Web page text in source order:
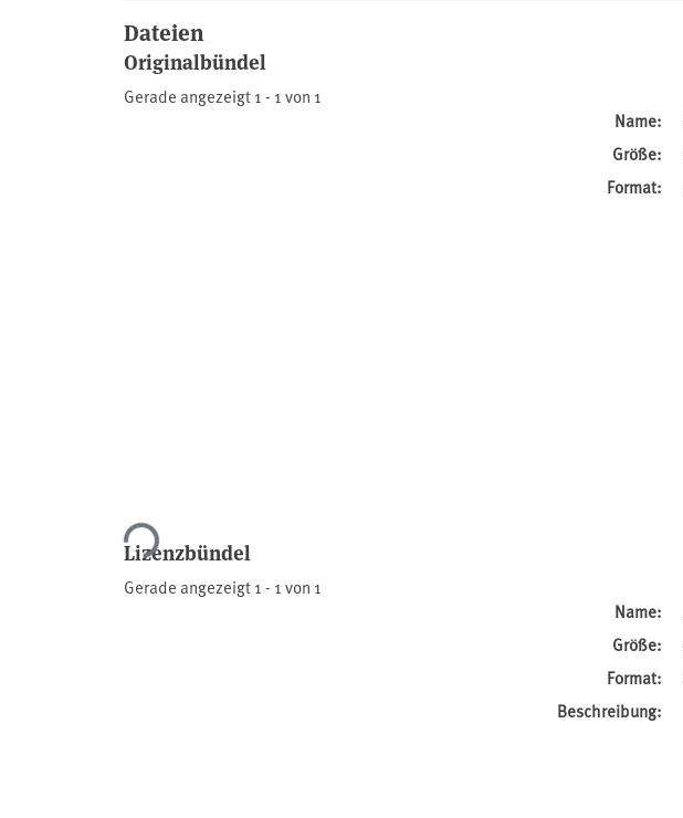
Dateien
Originalbündel
Gerade angezeigt1 - 1 von 1
Lade...
Name:
Größe:
Format:
Lizenzbündel
Gerade angezeigt1 - 1 von 1
Name:
Größe:
Format:
Beschreibung: